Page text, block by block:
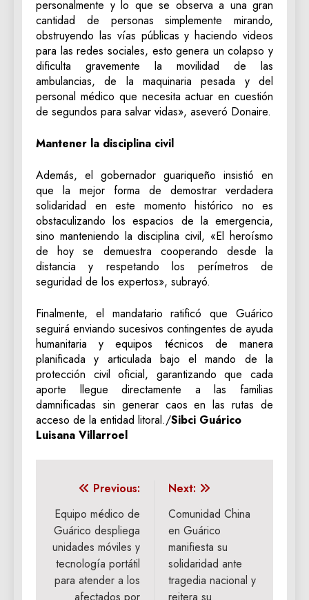
personalmente y lo que se observa a una gran
cantidad de personas simplemente mirando,
obstruyendo las vías públicas y haciendo videos
para las redes sociales, esto genera un colapso y
dificulta gravemente la movilidad de las
ambulancias, de la maquinaria pesada y del
personal médico que necesita actuar en cuestión
de segundos para salvar vidas», aseveró Donaire.
‎Mantener la disciplina civil
‎Además, el gobernador guariqueño insistió en
que la mejor forma de demostrar verdadera
solidaridad en este momento histórico no es
obstaculizando los espacios de la emergencia,
sino manteniendo la disciplina civil, «El heroísmo
de hoy se demuestra cooperando desde la
distancia y respetando los perímetros de
seguridad de los expertos», subrayó.
‎Finalmente, el mandatario ratificó que Guárico
seguirá enviando sucesivos contingentes de ayuda
humanitaria y equipos técnicos de manera
planificada y articulada bajo el mando de la
protección civil oficial, garantizando que cada
aporte llegue directamente a las familias
damnificadas sin generar caos en las rutas de
acceso de la entidad litoral./Sibci Guárico
‎Luisana Villarroel
Navegación
de
entradas
Previous:
Equipo médico de
Guárico despliega
unidades móviles y
tecnología portátil
para atender a los
Next:
‎Comunidad China
en Guárico
manifiesta su
solidaridad ante
tragedia nacional y